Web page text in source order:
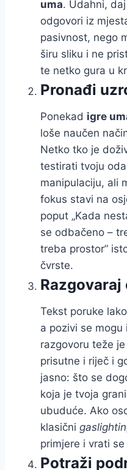
uma. Udahni,
odgovori iz
pasivnost, nego
širu sliku i ne
te netko gura u
Pronađi
Ponekad igre
loše naučen
Netko tko je
testirati tvoju
manipulaciju, ali
fokus stavi na
poput „Kada
se odbačeno –
treba prostor”
čvrste.
Tekst poruke
a pozivi se
razgovoru teže
prisutne i riječ i
jasno: što se
koja je tvoja
ubuduće. Ako
klasični
primjere i vrati
Potraži